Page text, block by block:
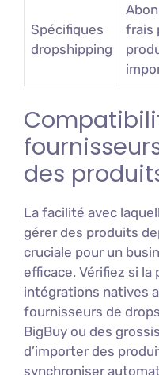
Spécifiques
dropshipping
frais
des
La facilité avec
gérer des produits
cruciale pour un
efficace. Vérifiez si
intégrations natives
fournisseurs de
BigBuy ou des
d’importer des
synchroniser